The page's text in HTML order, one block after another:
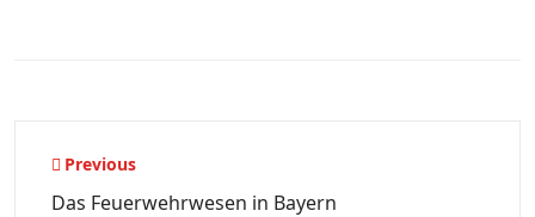
Beitragsnavigation
Previous
Das Feuerwehrwesen in Bayern